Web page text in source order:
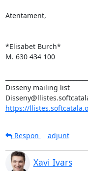
Atentament,
*Elisabet Burch*
M. 630 434 100
Disseny mailing list
https://
Respon
adjunt
Xavi Ivars